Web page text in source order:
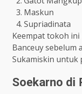
Maskun
Supriadinata
Keempat tokoh ini
Banceuy sebelum
Sukamiskin untuk
Soekarno di